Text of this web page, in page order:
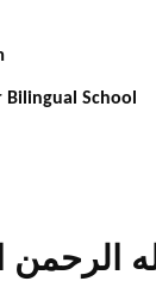
School
الرحمن